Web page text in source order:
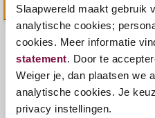
Slaapwereld maakt gebruik
analytische cookies;
cookies. Meer informatie
statement. Door te
Weiger je, dan plaatsen we
analytische cookies. Je
privacy instellingen.